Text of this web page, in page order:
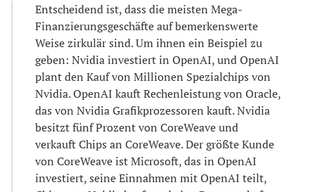
Entscheidend ist, dass die meisten Mega-
Finanzierungsgeschäfte auf bemerkenswerte
Weise zirkulär sind. Um ihnen ein Beispiel zu
geben: Nvidia investiert in OpenAI, und OpenAI
plant den Kauf von Millionen Spezialchips von
Nvidia. OpenAI kauft Rechenleistung von Oracle,
das von Nvidia Grafikprozessoren kauft. Nvidia
besitzt fünf Prozent von CoreWeave und
verkauft Chips an CoreWeave. Der größte Kunde
von CoreWeave ist Microsoft, das in OpenAI
investiert, seine Einnahmen mit OpenAI teilt,